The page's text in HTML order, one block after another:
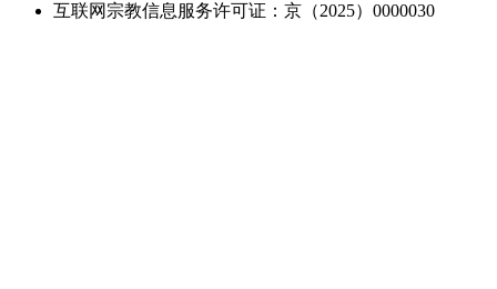
互联网宗教信息服务许可证：京（2025）0000030